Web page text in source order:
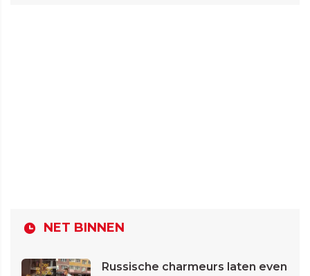
NET BINNEN
Russische charmeurs laten even